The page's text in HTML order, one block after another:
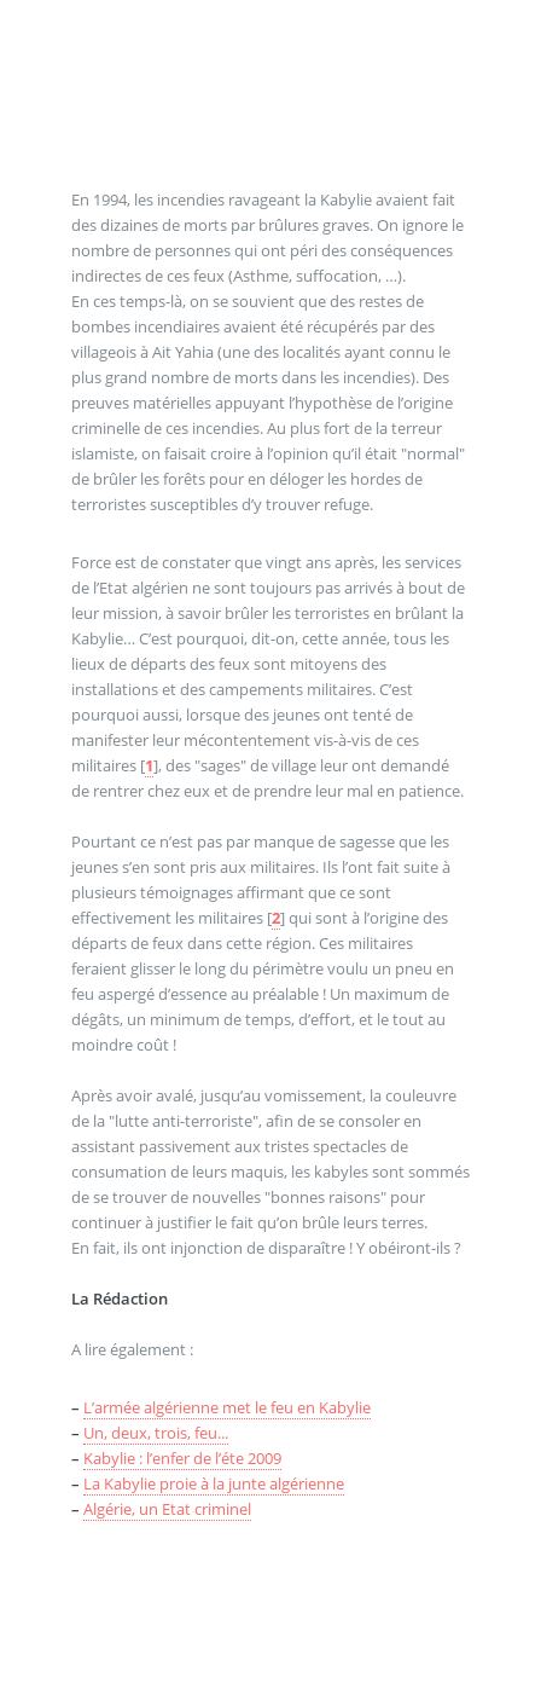
En 1994, les incendies ravageant la Kabylie avaient fait
des dizaines de morts par brûlures graves. On ignore le
nombre de personnes qui ont péri des conséquences
indirectes de ces feux (Asthme, suffocation, …).
En ces temps-là, on se souvient que des restes de
bombes incendiaires avaient été récupérés par des
villageois à Ait Yahia (une des localités ayant connu le
plus grand nombre de morts dans les incendies). Des
preuves matérielles appuyant l’hypothèse de l’origine
criminelle de ces incendies. Au plus fort de la terreur
islamiste, on faisait croire à l’opinion qu’il était "normal"
de brûler les forêts pour en déloger les hordes de
terroristes susceptibles d’y trouver refuge.
Force est de constater que vingt ans après, les services
de l’Etat algérien ne sont toujours pas arrivés à bout de
leur mission, à savoir brûler les terroristes en brûlant la
Kabylie… C’est pourquoi, dit-on, cette année, tous les
lieux de départs des feux sont mitoyens des
installations et des campements militaires. C’est
pourquoi aussi, lorsque des jeunes ont tenté de
manifester leur mécontentement vis-à-vis de ces
militaires[1], des "sages" de village leur ont demandé
de rentrer chez eux et de prendre leur mal en patience.
Pourtant ce n’est pas par manque de sagesse que les
jeunes s’en sont pris aux militaires. Ils l’ont fait suite à
plusieurs témoignages affirmant que ce sont
effectivement les militaires[2]qui sont à l’origine des
départs de feux dans cette région. Ces militaires
feraient glisser le long du périmètre voulu un pneu en
feu aspergé d’essence au préalable ! Un maximum de
dégâts, un minimum de temps, d’effort, et le tout au
moindre coût !
Après avoir avalé, jusqu’au vomissement, la couleuvre
de la ″lutte anti-terroriste″, afin de se consoler en
assistant passivement aux tristes spectacles de
consumation de leurs maquis, les kabyles sont sommés
de se trouver de nouvelles "bonnes raisons" pour
continuer à justifier le fait qu’on brûle leurs terres.
En fait, ils ont injonction de disparaître ! Y obéiront-ils ?
La Rédaction
A lire également :
– L’armée algérienne met le feu en Kabylie
– Un, deux, trois, feu...
– Kabylie : l’enfer de l’éte 2009
– La Kabylie proie à la junte algérienne
– Algérie, un Etat criminel